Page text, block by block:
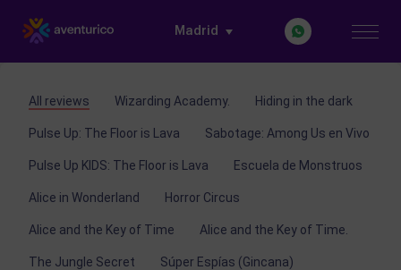
Madrid
All reviews Wizarding Academy. Hiding in the dark
Pulse Up: The Floor is Lava Sabotage: Among Us en Vivo
Pulse Up KIDS: The Floor is Lava Escuela de Monstruos
Alice in Wonderland Horror Circus
Alice and the Key of Time Alice and the Key of Time.
The Jungle Secret Súper Espías (Gincana)